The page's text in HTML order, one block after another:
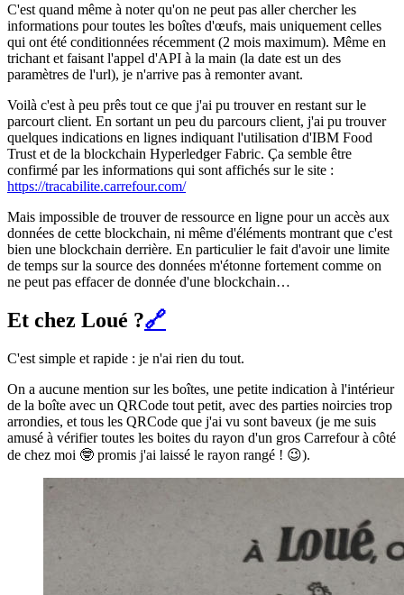
C'est quand même à noter qu'on ne peut pas aller chercher les
informations pour toutes les boîtes d'œufs, mais uniquement celles
qui ont été conditionnées récemment (2 mois maximum). Même en
trichant et faisant l'appel d'API à la main (la date est un des
paramètres de l'url), je n'arrive pas à remonter avant.
Voilà c'est à peu prês tout ce que j'ai pu trouver en restant sur le
parcourt client. En sortant un peu du parcours client, j'ai pu trouver
quelques indications en lignes indiquant l'utilisation d'IBM Food
Trust et de la blockchain Hyperledger Fabric. Ça semble être
confirmé par les informations qui sont affichés sur le site :
https://tracabilite.carrefour.com/
Mais impossible de trouver de ressource en ligne pour un accès aux
données de cette blockchain, ni même d'éléments montrant que c'est
bien une blockchain derrière. En particulier le fait d'avoir une limite
de temps sur la source des données m'étonne fortement comme on
ne peut pas effacer de donnée d'une blockchain…
Et chez Loué ?🔗
C'est simple et rapide : je n'ai rien du tout.
On a aucune mention sur les boîtes, une petite indication à l'intérieur
de la boîte avec un QRCode tout petit, avec des parties noircies trop
arrondies, et tous les QRCode que j'ai vu sont baveux (je me suis
amusé à vérifier toutes les boites du rayon d'un gros Carrefour à côté
de chez moi 🤓 promis j'ai laissé le rayon rangé ! 😉).